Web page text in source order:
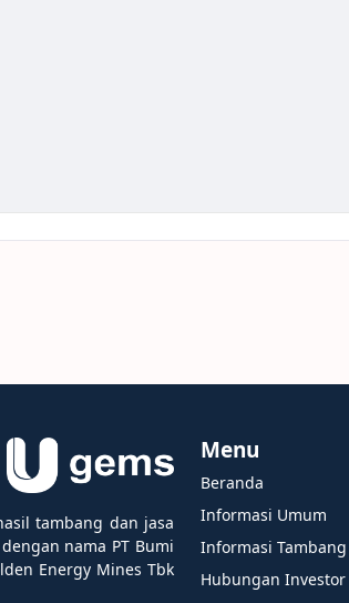
tambang dan jasa
nama PT Bumi
Energy Mines Tbk
Menu
Beranda
Informasi Umum
Informasi Tambang
Hubungan Investor